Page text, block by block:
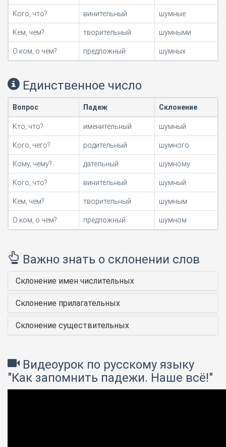
Кого, что? винительный шумные
Кем, чем? творительный шумными
О ком, о чём? предложный шумных
Единственное число
Вопрос Падеж Склонение
Кто, что? именительный шумный
Кого, чего? родительный шумного
Кому, чему? дательный шумному
Кого, что? винительный шумный
Кем, чем? творительный шумным
О ком, о чём? предложный шумном
Важно знать о склонении слов
Склонение имен числительных
Склонение прилагательных
Склонение существительных
Видеоурок по русскому языку
"Как запомнить падежи. Наше всё!"